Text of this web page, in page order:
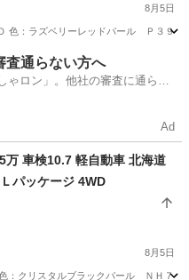
8月5日
：ラズベリーレッドパール Ｐ３９ グ
ゴン ekワゴン
査通らない方へ
ゃロン」。他社の審査に通らな
Ad
万 車検10.7 軽自動車 北海道
パッケージ 4WD
8月5日
：クリスタルブラックパール ＮＨ７